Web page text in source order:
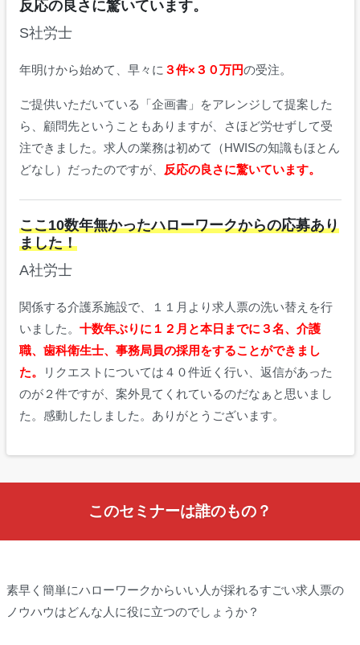
反応の良さに驚いています。
S社労士
年明けから始めて、早々に ３件×３０万円の受注。
ご提供いただいている「企画書」をアレンジして提案した
ら、顧問先ということもありますが、さほど労せずして受
注できました。求人の業務は初めて（HWISの知識もほとん
どなし）だったのですが、
反応の良さに驚いています。
ここ10数年無かったハローワークからの応募あり
ました！
A社労士
関係する介護系施設で、１１月より求人票の洗い替えを行
いました。 十数年ぶりに１２月と本日までに３名、介護
職、歯科衛生士、事務局員の採用をすることができまし
た。
リクエストについては４０件近く行い、返信があった
のが２件ですが、案外見てくれているのだなぁと思いまし
た。感動したしました。ありがとうございます。
このセミナーは誰のもの？
素早く簡単にハローワークからいい人が採れるすごい求人票の
ノウハウはどんな人に役に立つのでしょうか？